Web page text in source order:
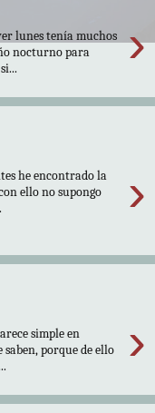
›
lunes tenía muchos
nocturno para
›
he encontrado la
ello no supongo
›
simple en
porque de ello